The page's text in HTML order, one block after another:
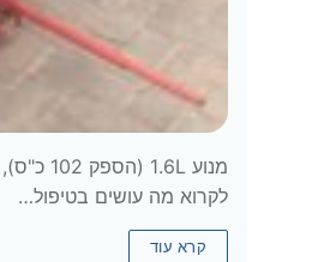
לקרוא מה עושים בטיפול…
קרא עוד